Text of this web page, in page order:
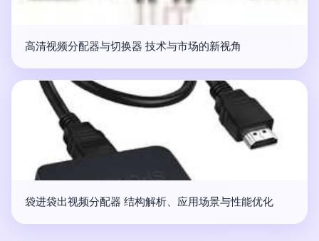
高清视频分配器与切换器 技术与市场的新视角
袋进袋出视频分配器 结构解析、应用场景与性能优化